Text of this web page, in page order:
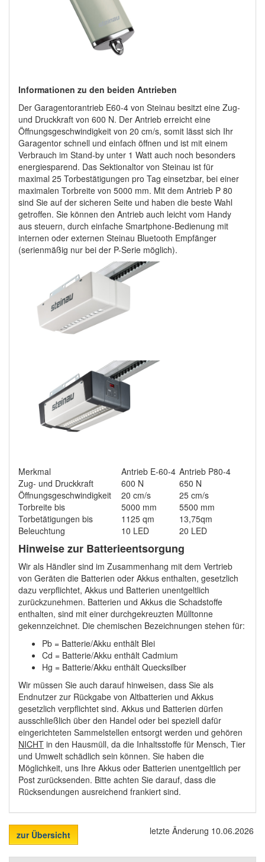
Informationen zu den beiden Antrieben
Der Garagentorantrieb E60-4 von Steinau besitzt eine Zug-
und Druckkraft von 600 N. Der Antrieb erreicht eine
Öffnungsgeschwindigkeit von 20 cm/s, somit lässt sich Ihr
Garagentor schnell und einfach öffnen und ist mit einem
Verbrauch im Stand-by unter 1 Watt auch noch besonders
energiesparend. Das Sektionaltor von Steinau ist für
maximal 25 Torbestätigungen pro Tag einsetzbar, bei einer
maximalen Torbreite von 5000 mm. Mit dem Antrieb P 80
sind Sie auf der sicheren Seite und haben die beste Wahl
getroffen. Sie können den Antrieb auch leicht vom Handy
aus steuern, durch einfache Smartphone-Bedienung mit
internen oder externen Steinau Bluetooth Empfänger
(serienmäßig nur bei der P-Serie möglich).
Merkmal Antrieb E-60-4 Antrieb P80-4
Zug- und Druckkraft
600 N
650 N
Öffnungsgeschwindigkeit
20 cm/s
25 cm/s
Torbreite bis
5000 mm
5500 mm
Torbetätigungen bis
1125 qm
13,75qm
Beleuchtung
10 LED 20 LED
Hinweise zur Batterieentsorgung
Wir als Händler sind im Zusammenhang mit dem Vertrieb
von Geräten die Batterien oder Akkus enthalten, gesetzlich
dazu verpflichtet, Akkus und Batterien unentgeltlich
zurückzunehmen. Batterien und Akkus die Schadstoffe
enthalten, sind mit einer durchgekreuzten Mülltonne
gekennzeichnet. Die chemischen Bezeichnungen stehen für:
Pb = Batterie/Akku enthält Blei
Cd = Batterie/Akku enthält Cadmium
Hg = Batterie/Akku enthält Quecksilber
Wir müssen Sie auch darauf hinweisen, dass Sie als
Endnutzer zur Rückgabe von Altbatterien und Akkus
gesetzlich verpflichtet sind. Akkus und Batterien dürfen
ausschließlich über den Handel oder bei speziell dafür
eingerichteten Sammelstellen entsorgt werden und gehören
NICHT in den Hausmüll, da die Inhaltsstoffe für Mensch, Tier
und Umwelt schädlich sein können. Sie haben die
Möglichkeit, uns Ihre Akkus oder Batterien unentgeltlich per
Post zurücksenden. Bitte achten Sie darauf, dass die
Rücksendungen ausreichend frankiert sind.
zur Übersicht letzte Änderung 10.06.2026